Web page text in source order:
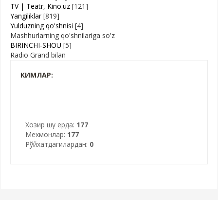
TV | Teatr, Kino.uz [121]
Yangiliklar [819]
Yulduzning qo'shnisi [4]
Mashhurlarning qo'shnilariga so'z
BIRINCHI-SHOU [5]
Radio Grand bilan
КИМЛАР:
Хозир шу ерда: 177
Мехмонлар: 177
Рўйхатдагилардан: 0